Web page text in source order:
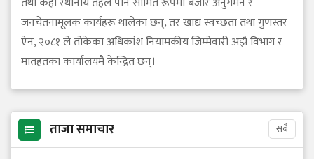
जनचेतनामूलक कार्यहरू थालेका छन्, तर खाद्य स्वच्छता तथा गुणस्तर
ऐन, २०८१ ले तोकेका अधिकांश नियामकीय जिम्मेवारी अझै विभाग र
मातहतका कार्यालयमै केन्द्रित छन्।
ताजा समाचार सबै